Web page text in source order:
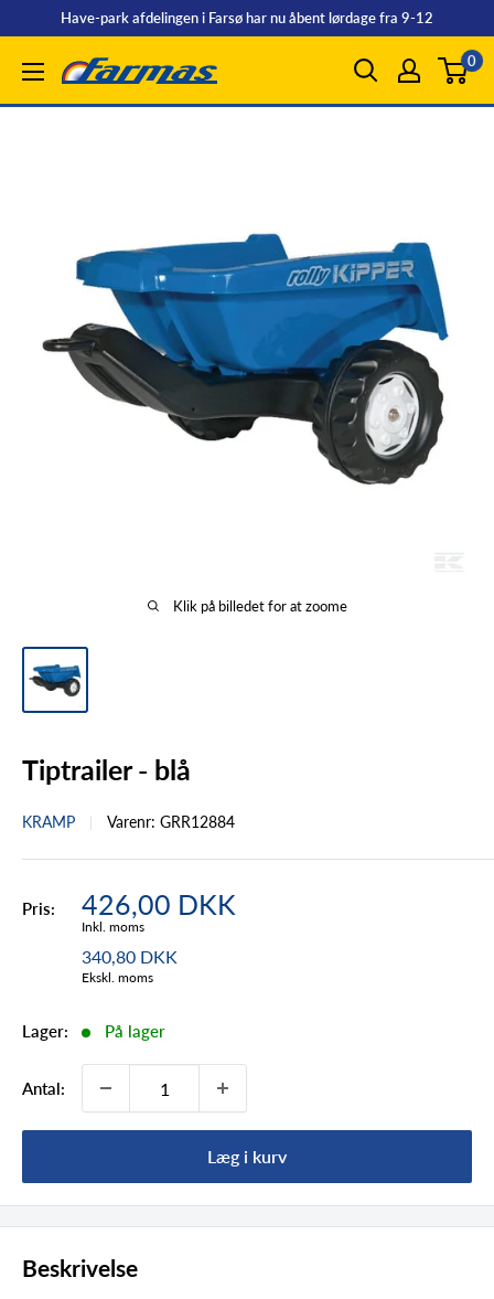
indhold
Have-park afdelingen i Farsø har nu åbent lørdage fra 9-12
Farmas
0
Klik på billedet for at zoome
Tiptrailer - blå
KRAMP Varenr: GRR12884
Pris: Tilbudspris
426,00 DKK
Inkl. moms
340,80 DKK
Ekskl. moms
Lager: På lager
Antal:
Læg i kurv
Beskrivelse